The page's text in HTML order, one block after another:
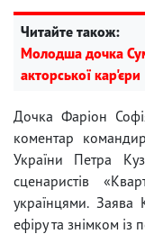
Читайте також:
Молодша дочка
акторської кар'єри
Дочка Фаріон
коментар
України Петра
сценаристів
українцями.
ефіру та знімком із